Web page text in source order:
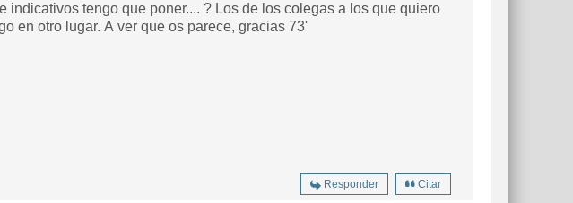
indicativos tengo que poner.... ? Los de los colegas a los que quiero
en otro lugar. A ver que os parece, gracias 73'
Responder Citar